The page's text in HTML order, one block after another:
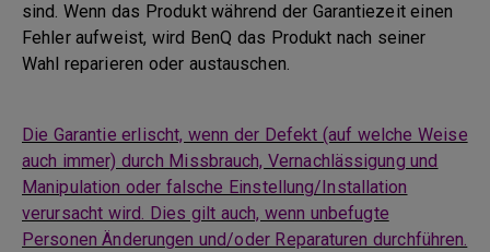
sind. Wenn das Produkt während der Garantiezeit einen
Fehler aufweist, wird BenQ das Produkt nach seiner
Wahl reparieren oder austauschen.
Die Garantie erlischt, wenn der Defekt (auf welche Weise
auch immer) durch Missbrauch, Vernachlässigung und
Manipulation oder falsche Einstellung/Installation
verursacht wird. Dies gilt auch, wenn unbefugte
Personen Änderungen und/oder Reparaturen durchführen.